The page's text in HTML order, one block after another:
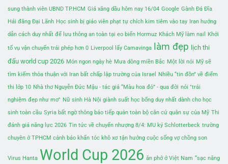
sung thành viên UBND TP.HCM Giá xăng dầu hôm nay 16/04 Google Gành Đá Đĩa
Hải đăng Đại Lãnh Học sinh bị giáo viên phạt tự chích kim tiêm vào tay Iran hướng
dẫn cách duy nhất để lưu thông an toàn tại eo biển Hormuz Khách Mỹ làm nail Khởi
tố vụ vận chuyển trái phép hơn 0 Liverpool lấy Camavinga làm đẹp lịch thi
đấu world cup 2026 Món ngon ngày hè Mưa dông miền Bắc Một lời nói Mỹ sẽ
tìm kiếm thỏa thuận với Iran bất chấp lập trường của Israel
Nhiều “tin đồn” về điểm
thi lớp 10 Nhà thơ Nguyễn Đức Mậu - tác giả “Màu hoa đỏ” - qua đời nói "trải
nghiệm đẹp như mơ" Nữ sinh Hà Nội giành suất học bổng duy nhất dành cho học
sinh toàn cầu Syria bất ngờ thông báo tiếp quản toàn bộ căn cứ quân sự của Mỹ Thi
đánh giá năng lực 2026 Tin tức về chuyển nhượng 8/4: MU ký Schlotterbeck trường
chuyên ở TPHCM cảnh báo khẩn tóc khô xơ tận hưởng cuộc sống vợ chồng son
Virus Hanta World Cup 2026 ăn phở ở Việt Nam “sạc năng